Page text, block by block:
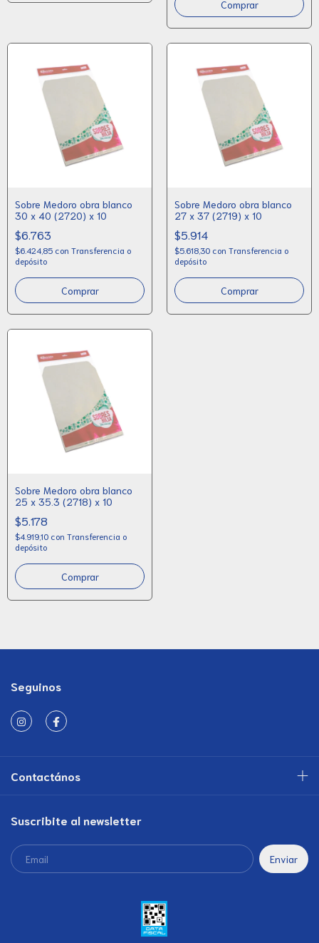
Sobre Medoro obra blanco
30 x 40 (2720) x 10
$6.763
$6.424,85 con Transferencia o
depósito
Sobre Medoro obra blanco
27 x 37 (2719) x 10
$5.914
$5.618,30 con Transferencia o
depósito
Sobre Medoro obra blanco
25 x 35.3 (2718) x 10
$5.178
$4.919,10 con Transferencia o
depósito
Seguinos
Contactános
Suscribite al newsletter